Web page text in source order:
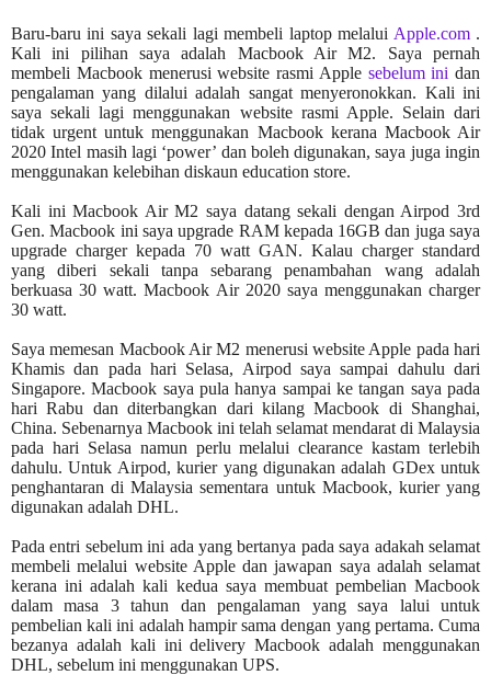
Baru-baru ini saya sekali lagi membeli laptop melalui Apple.com.
Kali ini pilihan saya adalah Macbook Air M2. Saya pernah
membeli Macbook menerusi website rasmi Apple sebelum ini dan
pengalaman yang dilalui adalah sangat menyeronokkan. Kali ini
saya sekali lagi menggunakan website rasmi Apple. Selain dari
tidak urgent untuk menggunakan Macbook kerana Macbook Air
2020 Intel masih lagi ‘power’ dan boleh digunakan, saya juga ingin
menggunakan kelebihan diskaun education store.
Kali ini Macbook Air M2 saya datang sekali dengan Airpod 3rd
Gen. Macbook ini saya upgrade RAM kepada 16GB dan juga saya
upgrade charger kepada 70 watt GAN. Kalau charger standard
yang diberi sekali tanpa sebarang penambahan wang adalah
berkuasa 30 watt. Macbook Air 2020 saya menggunakan charger
30 watt.
Saya memesan Macbook Air M2 menerusi website Apple pada hari
Khamis dan pada hari Selasa, Airpod saya sampai dahulu dari
Singapore. Macbook saya pula hanya sampai ke tangan saya pada
hari Rabu dan diterbangkan dari kilang Macbook di Shanghai,
China. Sebenarnya Macbook ini telah selamat mendarat di Malaysia
pada hari Selasa namun perlu melalui clearance kastam terlebih
dahulu. Untuk Airpod, kurier yang digunakan adalah GDex untuk
penghantaran di Malaysia sementara untuk Macbook, kurier yang
digunakan adalah DHL.
Pada entri sebelum ini ada yang bertanya pada saya adakah selamat
membeli melalui website Apple dan jawapan saya adalah selamat
kerana ini adalah kali kedua saya membuat pembelian Macbook
dalam masa 3 tahun dan pengalaman yang saya lalui untuk
pembelian kali ini adalah hampir sama dengan yang pertama. Cuma
bezanya adalah kali ini delivery Macbook adalah menggunakan
DHL, sebelum ini menggunakan UPS.